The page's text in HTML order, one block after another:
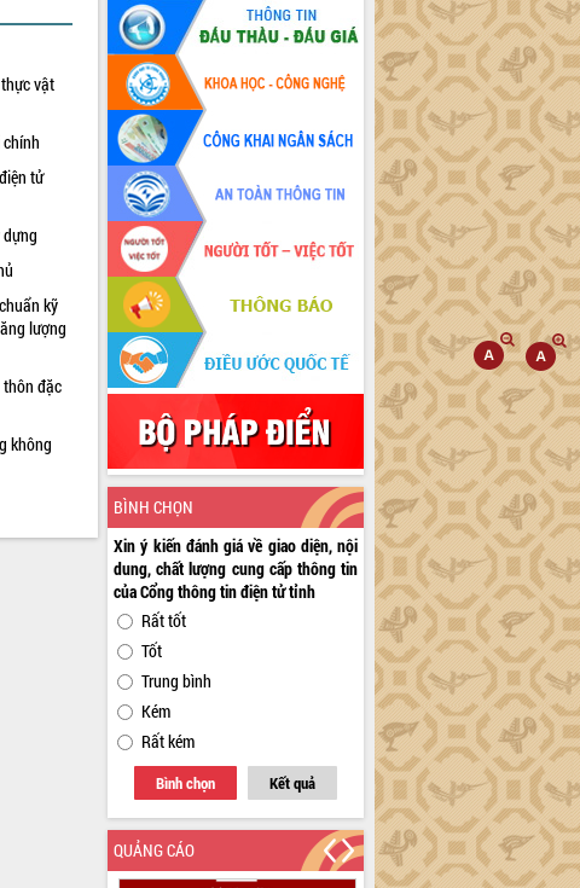
vật
tử
kỹ
lượng
đặc
không
BÌNH CHỌN
Xin ý kiến đánh giá về giao diện, nội
dung, chất lượng cung cấp thông tin
của Cổng thông tin điện tử tỉnh
Rất tốt
Tốt
Trung bình
Kém
Rất kém
Bình chọn Kết quả
QUẢNG CÁO